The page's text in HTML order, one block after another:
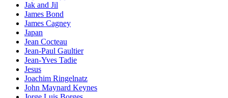
Jak and Jil
James Bond
James Cagney
Japan
Jean Cocteau
Jean-Paul Gaultier
Jean-Yves Tadie
Jesus
Joachim Ringelnatz
John Maynard Keynes